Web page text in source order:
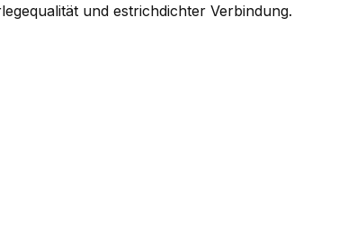
und estrichdichter Verbindung.